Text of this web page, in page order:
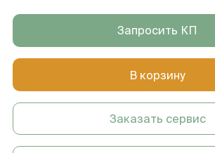
Запросить КП
В корзину
Заказать сервис